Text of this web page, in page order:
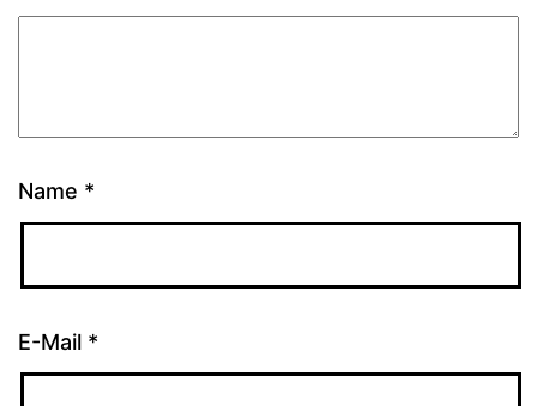
Name *
E-Mail *